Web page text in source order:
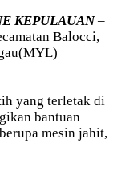
KEPULAUAN –
Balocci,
yang terletak di
bantuan
mesin jahit,